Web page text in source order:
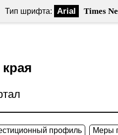
Тип шрифта: Arial Times
профиль Меры